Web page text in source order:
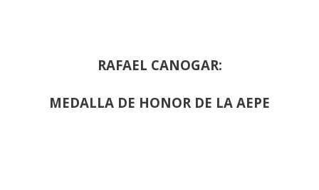
RAFAEL CANOGAR:
MEDALLA DE HONOR DE LA AEPE